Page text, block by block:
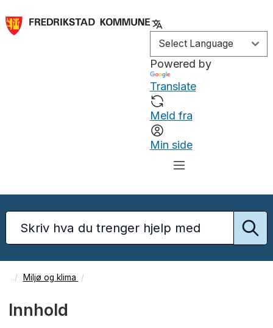
Powered by
Translate
Meld fra
Min side
Miljø og klima
Innhold